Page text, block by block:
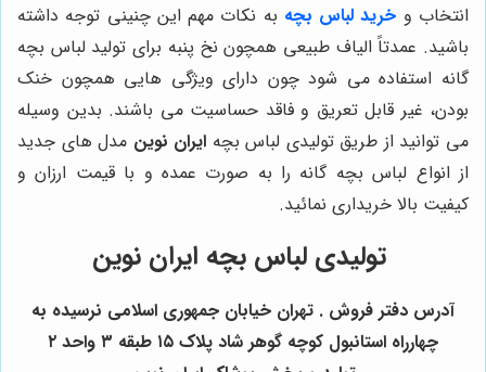
انتخاب و خرید لباس بچه به نکات مهم این چنینی توجه داشته
باشید. عمدتاً الیاف طبیعی همچون نخ پنبه برای تولید لباس بچه
گانه استفاده می شود چون دارای ویژگی هایی همچون خنک
بودن، غیر قابل تعریق و فاقد حساسیت می باشند. بدین وسیله
می توانید از طریق تولیدی لباس بچه ایران نوین مدل های جدید
از انواع لباس بچه گانه را به صورت عمده و با قیمت ارزان و
کیفیت بالا خریداری نمائید.
تولیدی لباس بچه ایران نوین
آدرس دفتر فروش . تهران خیابان جمهوری اسلامی نرسیده به
چهارراه استانبول کوچه گوهر شاد پلاک ۱۵ طبقه ۳ واحد ۲